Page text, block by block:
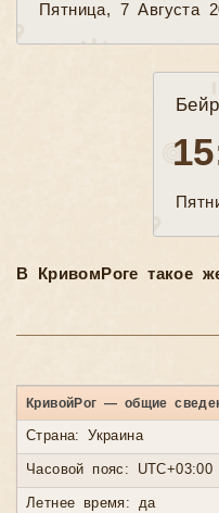
Пятница, 7 Августа
В КривомРоге такое
КривойРог — общие
Страна: Украина
Часовой пояс:
Летнее время: да